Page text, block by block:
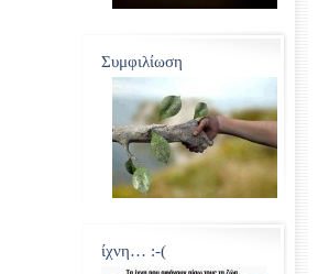
Συμφιλίωση
ίχνη… :-(